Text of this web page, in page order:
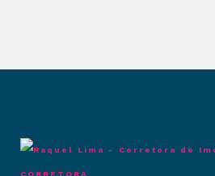
CORRETORA